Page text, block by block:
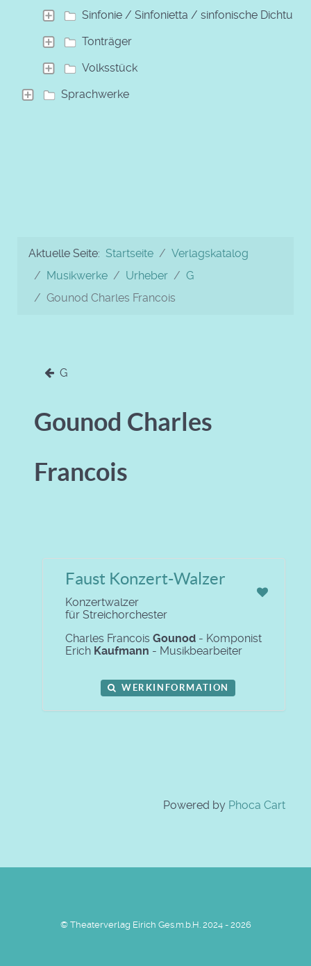
Sinfonie / Sinfonietta / sinfonische Dichtung
Tonträger
Volksstück
Sprachwerke
Aktuelle Seite: Startseite
Verlagskatalog
Musikwerke
Urheber
G
Gounod Charles Francois
G
Gounod Charles
Francois
Faust Konzert-Walzer
Konzertwalzer
für Streichorchester
Charles Francois Gounod - Komponist
Erich Kaufmann - Musikbearbeiter
WERKINFORMATION
Powered by Phoca Cart
© Theaterverlag Eirich Ges.m.b.H. 2024 - 2026